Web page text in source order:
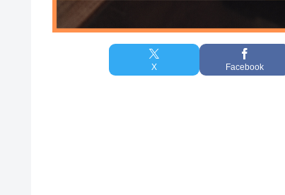
X Facebook